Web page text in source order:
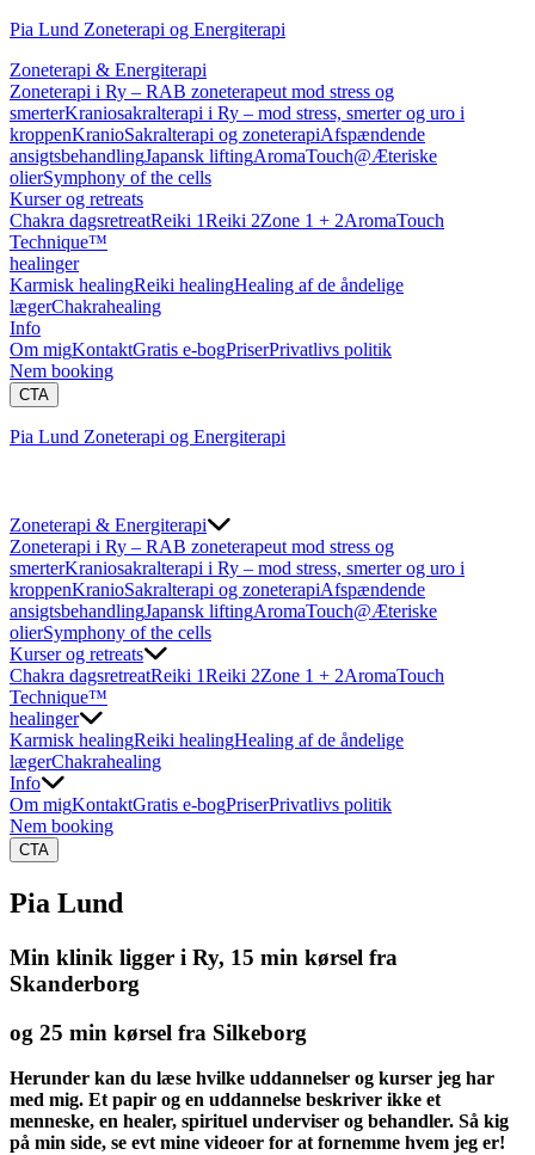
Pia Lund Zoneterapi og Energiterapi
Zoneterapi & Energiterapi
Zoneterapi i Ry – RAB zoneterapeut mod stress og
smerterKraniosakralterapi i Ry – mod stress, smerter og uro i
kroppenKranioSakralterapi og zoneterapiAfspændende
ansigtsbehandlingJapansk liftingAromaTouch@Æteriske
olierSymphony of the cells
Kurser og retreats
Chakra dagsretreatReiki 1Reiki 2Zone 1 + 2AromaTouch
Technique™
healinger
Karmisk healingReiki healingHealing af de åndelige
lægerChakrahealing
Info
Om migKontaktGratis e-bogPriserPrivatlivs politik
Nem booking
CTA
Pia Lund Zoneterapi og Energiterapi
Zoneterapi & Energiterapi
Zoneterapi i Ry – RAB zoneterapeut mod stress og
smerterKraniosakralterapi i Ry – mod stress, smerter og uro i
kroppenKranioSakralterapi og zoneterapiAfspændende
ansigtsbehandlingJapansk liftingAromaTouch@Æteriske
olierSymphony of the cells
Kurser og retreats
Chakra dagsretreatReiki 1Reiki 2Zone 1 + 2AromaTouch
Technique™
healinger
Karmisk healingReiki healingHealing af de åndelige
lægerChakrahealing
Info
Om migKontaktGratis e-bogPriserPrivatlivs politik
Nem booking
CTA
Pia Lund
Min klinik ligger i Ry, 15 min kørsel fra
Skanderborg
og 25 min kørsel fra Silkeborg
Herunder kan du læse hvilke uddannelser og kurser jeg har
med mig. Et papir og en uddannelse beskriver ikke et
menneske, en healer, spirituel underviser og behandler. Så kig
på min side, se evt mine videoer for at fornemme hvem jeg er!